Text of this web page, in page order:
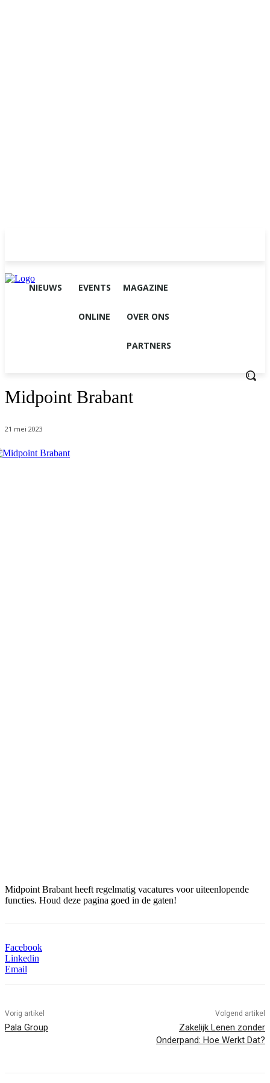
NIEUWS EVENTS MAGAZINE
ONLINE OVER ONS
PARTNERS
Midpoint Brabant
21 mei 2023
Midpoint Brabant heeft regelmatig vacatures voor uiteenlopende
functies. Houd deze pagina goed in de gaten!
Facebook
Linkedin
Email
Vorig artikel
Pala Group
Volgend artikel
Zakelijk Lenen zonder
Onderpand: Hoe Werkt Dat?